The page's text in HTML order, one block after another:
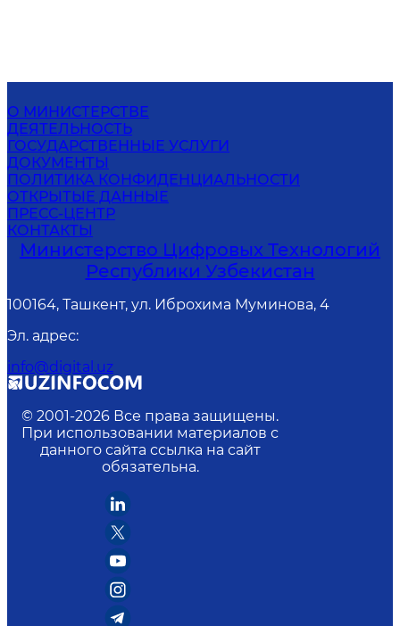
О МИНИСТЕРСТВЕ
ДЕЯТЕЛЬНОСТЬ
ГОСУДАРСТВЕННЫЕ УСЛУГИ
ДОКУМЕНТЫ
ПОЛИТИКА КОНФИДЕНЦИАЛЬНОСТИ
ОТКРЫТЫЕ ДАННЫЕ
ПРЕСС-ЦЕНТР
КОНТАКТЫ
Министерство Цифровых Технологий
Республики Узбекистан
100164, Ташкент, ул. Иброхима Муминова, 4
Эл. адрес:
info@digital.uz
© 2001-2026 Все права защищены.
При использовании материалов с
данного сайта ссылка на сайт
обязательна.